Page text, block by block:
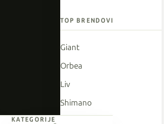
TOP BRENDOVI
Giant
Orbea
Liv
Shimano
KATEGORIJE